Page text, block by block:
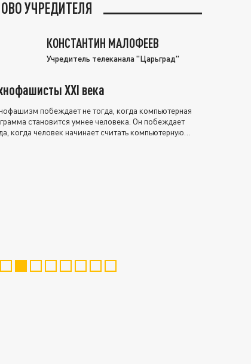
УЧРЕДИТЕЛЯ
КОНСТАНТИН МАЛОФЕЕВ
Учредитель телеканала "Царьград"
XXI века
побеждает не тогда, когда компьютерная
становится умнее человека. Он побеждает
когда человек начинает считать компьютерную